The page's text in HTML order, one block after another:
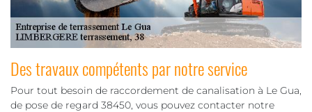
Des travaux compétents par notre service
Pour tout besoin de raccordement de canalisation à Le Gua,
de pose de regard 38450, vous pouvez contacter notre